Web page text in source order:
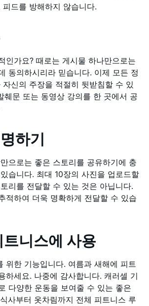
드를 방해하지 않습니다.
인가요? 때로는 게시물 하나만으로는
동의하시리라 믿습니다. 이제 모든 정
신의 주장을 적절히 뒷받침할 수 있
췌문 또는 동영상 강의를 한 곳에서 공
하기
으로는 좋은 스토리를 공유하기에 충
습니다. 최대 10장의 사진을 업로드할
리를 전달할 수 있는 것은 아닙니다.
적하여 더욱 명확하게 전달할 수 있습
트니스에 사용
위한 기능입니다. 여름과 새해에 피트
하세요. 나중에 감사합니다. 캐러셀 기
다양한 운동을 보여줄 수 있는 좋은
사부터 옷차림까지 전체 피트니스 루